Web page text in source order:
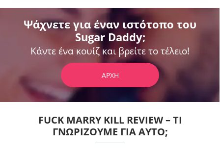
Ψάχνετε για έναν ιστότοπο του
Sugar Daddy;
Κάντε ένα κουίζ και βρείτε το τέλειο!
ΑΡΧΉ
FUCK MARRY KILL REVIEW – ΤΙ
ΓΝΩΡΊΖΟΥΜΕ ΓΙΑ ΑΥΤΌ;